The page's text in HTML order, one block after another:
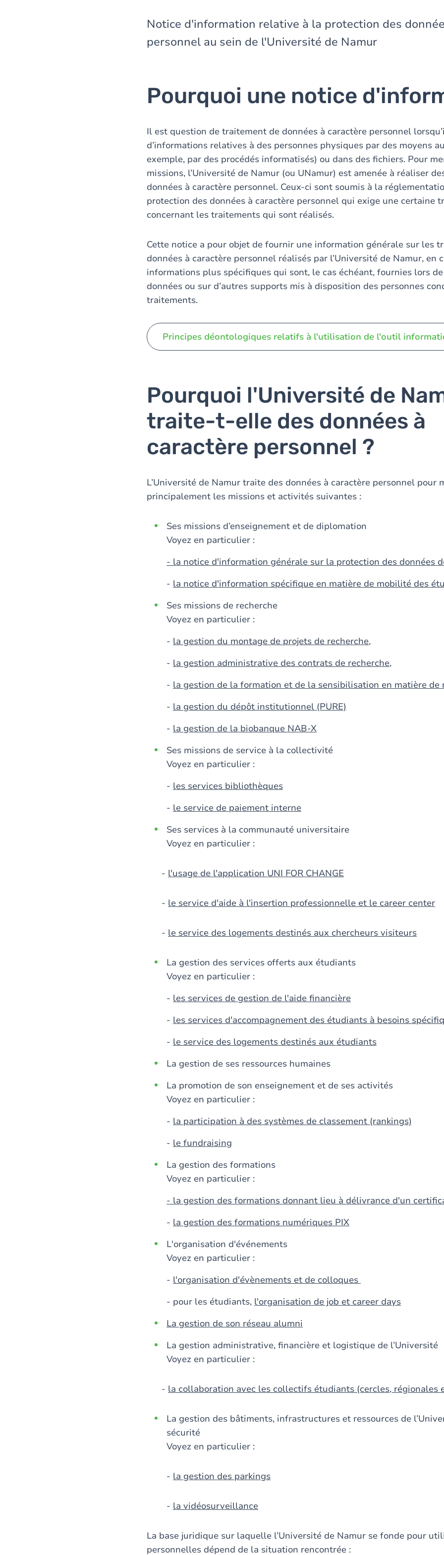
Notice d'information relative à la protection des
personnel au sein de l'Université de Namur
Pourquoi une notice
Il est question de traitement de données à caractère personnel
d’informations relatives à des personnes physiques par des moyens
exemple, par des procédés informatisés) ou dans des fichiers. Pour
missions, l’Université de Namur (ou UNamur) est amenée à réaliser
données à caractère personnel. Ceux-ci sont soumis à la
protection des données à caractère personnel qui exige une certaine
concernant les traitements qui sont réalisés.
Cette notice a pour objet de fournir une information générale sur les
données à caractère personnel réalisés par l’Université de Namur, en
informations plus spécifiques qui sont, le cas échéant, fournies lors
données ou sur d’autres supports mis à disposition des personnes
traitements.
Principes déontologiques relatifs à l'utilisation de l'outil
Pourquoi l'Université de
traite-t-elle des données à
caractère personnel ?
L’Université de Namur traite des données à caractère personnel pour
principalement les missions et activités suivantes :
Ses missions d’enseignement et de diplomation
Voyez en particulier :
- la notice d'information générale sur la protection des données
- la notice d'information spécifique en matière de mobilité des
Ses missions de recherche
Voyez en particulier :
- la gestion du montage de projets de recherche,
- la gestion administrative des contrats de recherche,
- la gestion de la formation et de la sensibilisation en matière de
- la gestion du dépôt institutionnel (PURE)
- la gestion de la biobanque NAB-X
Ses missions de service à la collectivité
Voyez en particulier :
- les services bibliothèques
- le service de paiement interne
Ses services à la communauté universitaire
Voyez en particulier :
- l'usage de l'application UNI FOR CHANGE
- le service d'aide à l'insertion professionnelle et le career center
- le service des logements destinés aux chercheurs visiteurs
La gestion des services offerts aux étudiants
Voyez en particulier :
- les services de gestion de l'aide financière
- les services d'accompagnement des étudiants à besoins
- le service des logements destinés aux étudiants
La gestion de ses ressources humaines
La promotion de son enseignement et de ses activités
Voyez en particulier :
- la participation à des systèmes de classement (rankings)
- le fundraising
La gestion des formations
Voyez en particulier :
- la gestion des formations donnant lieu à délivrance d'un
- la gestion des formations numériques PIX
L'organisation d'événements
Voyez en particulier :
- l'organisation d'évènements et de colloques
- pour les étudiants, l'organisation de job et career days
La gestion de son réseau alumni
La gestion administrative, financière et logistique de l’Université
Voyez en particulier :
- la collaboration avec les collectifs étudiants (cercles, régionales
La gestion des bâtiments, infrastructures et ressources de
sécurité
Voyez en particulier :
- la gestion des parkings
- la vidéosurveillance
La base juridique sur laquelle l’Université de Namur se fonde pour
personnelles dépend de la situation rencontrée :